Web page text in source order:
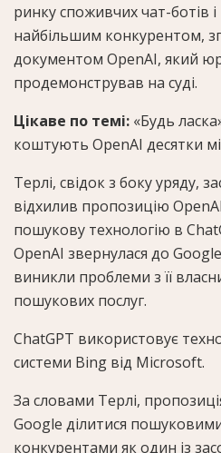
ринку споживчих чат-ботів
найбільшим конкурентом,
документом OpenAI, який
продемонстрував на суді.
Цікаве по темі: «Будь
коштують OpenAI десятки
Терлі, свідок з боку уряду,
відхилив пропозицію
пошукову технологію в
OpenAI звернулася до Google
виникли проблеми з її
пошукових послуг.
ChatGPT використовує
системи Bing від Microsoft.
За словами Терлі,
Google ділитися
конкурентами як один із